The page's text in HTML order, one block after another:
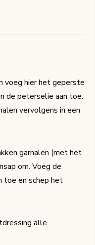
voeg hier het geperste
de peterselie aan toe.
vervolgens in een
garnalen (met het
om. Voeg de
toe en schep het
alle